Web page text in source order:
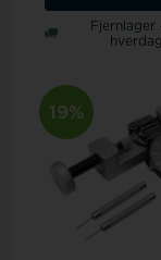
Fjernlager
19%